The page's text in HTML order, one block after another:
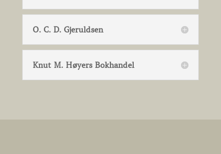
O. C. D. Gjeruldsen
Knut M. Høyers Bokhandel